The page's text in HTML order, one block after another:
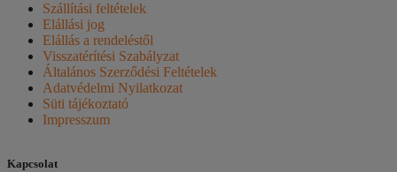
Szállítási feltételek
Elállási jog
Elállás a rendeléstől
Visszatérítési Szabályzat
Általános Szerződési Feltételek
Adatvédelmi Nyilatkozat
Süti tájékoztató
Impresszum
Kapcsolat